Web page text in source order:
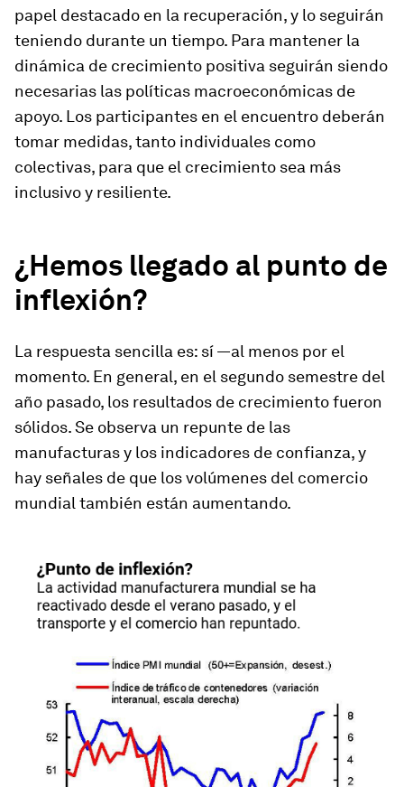
papel destacado en la recuperación, y lo seguirán
teniendo durante un tiempo. Para mantener la
dinámica de crecimiento positiva seguirán siendo
necesarias las políticas macroeconómicas de
apoyo. Los participantes en el encuentro deberán
tomar medidas, tanto individuales como
colectivas, para que el crecimiento sea más
inclusivo y resiliente.
¿Hemos llegado al punto de
inflexión?
La respuesta sencilla es: sí —al menos por el
momento. En general, en el segundo semestre del
año pasado, los resultados de crecimiento fueron
sólidos. Se observa un repunte de las
manufacturas y los indicadores de confianza, y
hay señales de que los volúmenes del comercio
mundial también están aumentando.